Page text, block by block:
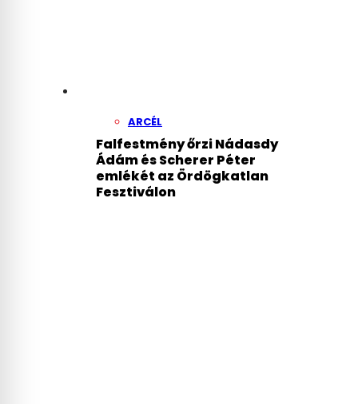
ARCÉL
Falfestmény őrzi Nádasdy
Ádám és Scherer Péter
emlékét az Ördögkatlan
Fesztiválon